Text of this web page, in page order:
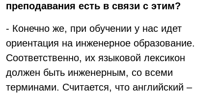
преподавания есть в связи с этим?
- Конечно же, при обучении у нас идет
ориентация на инженерное образование.
Соответственно, их языковой лексикон
должен быть инженерным, со всеми
терминами. Считается, что английский –